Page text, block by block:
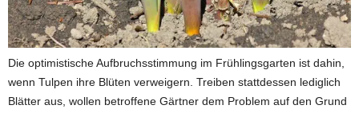
Die optimistische Aufbruchsstimmung im Frühlingsgarten ist dahin,
wenn Tulpen ihre Blüten verweigern. Treiben stattdessen lediglich
Blätter aus, wollen betroffene Gärtner dem Problem auf den Grund